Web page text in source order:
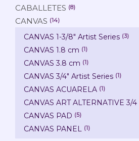
CABALLETES (8)
CANVAS (14)
CANVAS 1-3/8" Artist Series (3)
CANVAS 1.8 cm (1)
CANVAS 3.8 cm (1)
CANVAS 3/4" Artist Series (1)
CANVAS ACUARELA (1)
CANVAS ART ALTERNATIVE 3/4
CANVAS PAD (5)
CANVAS PANEL (1)